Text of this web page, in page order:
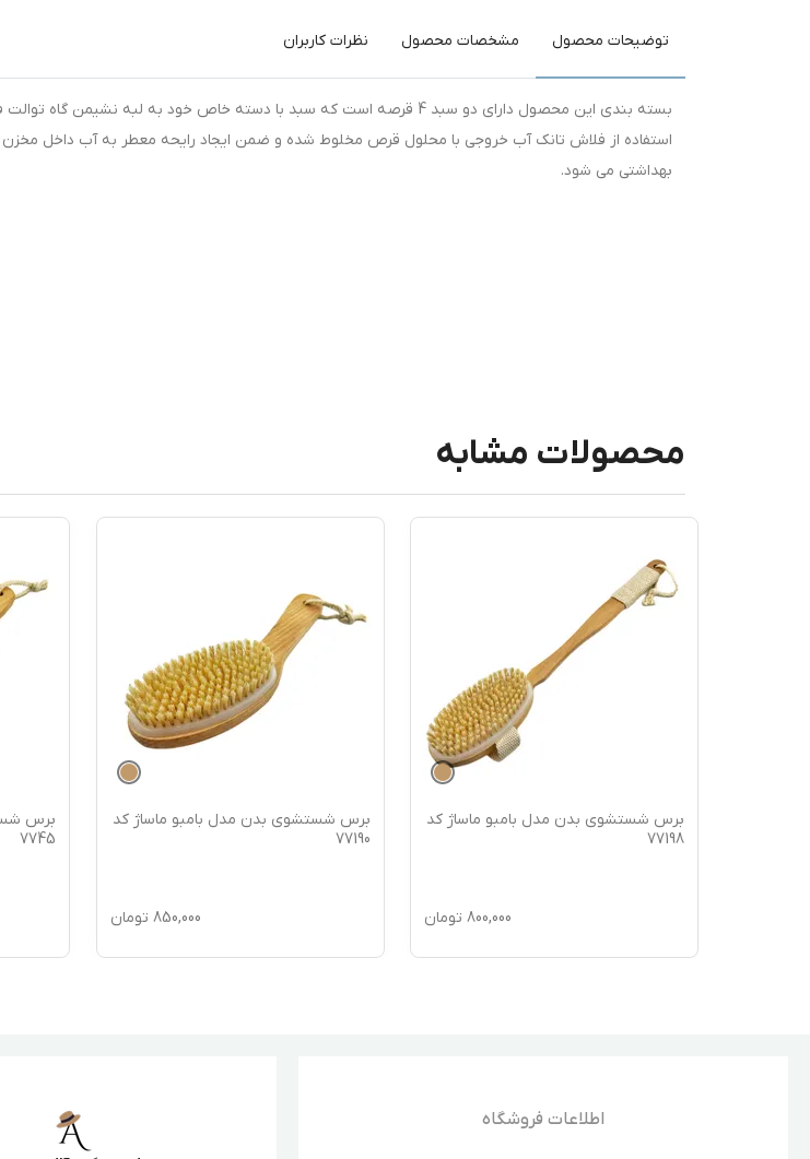
توضیحات محصول مشخصات محصول نظرات کاربران
بسته بندی این محصول دارای دو سبد 4 قرصه است که سبد با دسته خاص خود به لبه
استفاده از فلاش تانک آب خروجی با محلول قرص مخلوط شده و ضمن ایجاد رایحه معطر به آب داخل
بهداشتی می شود.
محصولات مشابه
برس شستشوی بدن مدل بامبو ماساژ کد
77198
800,000 تومان
برس شستشوی بدن مدل بامبو ماساژ کد
77190
850,000 تومان
برس
7745
اطلاعات فروشگاه